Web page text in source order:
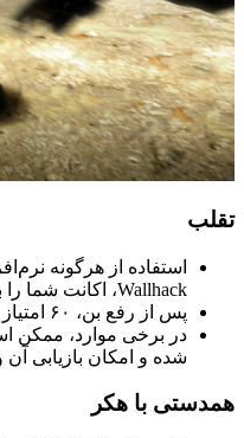
تقلب
Wallhack، اکانت شما را بن می‌کند.
پس از رفع بن، ۶۰ امتیاز مریت از شما کسر خواهد شد.
در برخی موارد، ممکن
شده و امکان بازیابی آن
همدستی با هکر